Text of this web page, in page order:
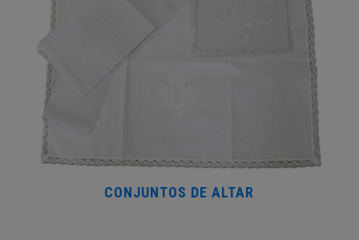
CONJUNTOS DE ALTAR